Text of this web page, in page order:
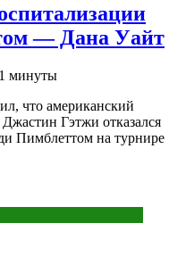
— Дана Уайт
1 минуты
что американский
Гэтжи отказался
Пимблеттом на турнире